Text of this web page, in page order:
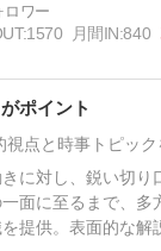
可能な
小学生
1570 月間IN:840
ポイント
視点と時事トピック
に対し、鋭い切
面に至るまで、
提供。表面的な解